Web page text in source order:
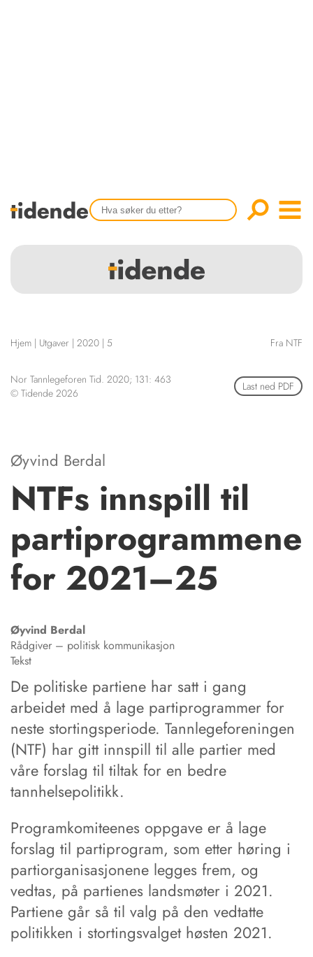
Tidligere utgaver
HENVISNINGER
KURSKALENDER
STILLINGER
FOR FORFATTERE
KONTAKT
Scientific articles
Publication and media
Hjem | Utgaver | 2020 | 5 Fra NTF
Nor Tannlegeforen Tid. 2020; 131: 463
© Tidende 2026
Last ned PDF
Øyvind Berdal
NTFs innspill til
partiprogrammene
for 2021–25
Øyvind Berdal
Rådgiver – politisk kommunikasjon
Tekst
De politiske partiene har satt i gang
arbeidet med å lage partiprogrammer for
neste stortingsperiode. Tannlegeforeningen
(NTF) har gitt innspill til alle partier med
våre forslag til tiltak for en bedre
tannhelsepolitikk.
Programkomiteenes oppgave er å lage
forslag til partiprogram, som etter høring i
partiorganisasjonene legges frem, og
vedtas, på partienes landsmøter i 2021.
Partiene går så til valg på den vedtatte
politikken i stortingsvalget høsten 2021.